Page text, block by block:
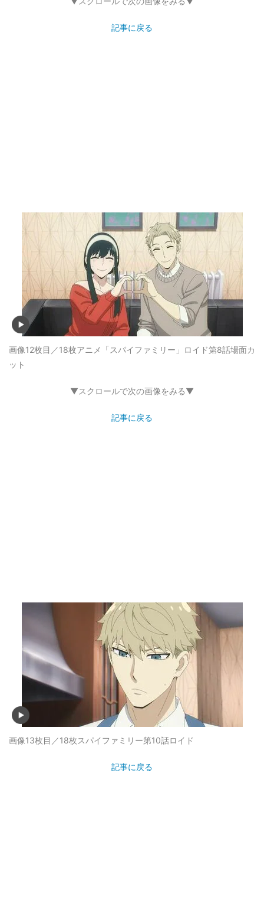
記事に戻る
画像12枚目／18枚アニメ「スパイファミリー」ロイド第8話場面カ
ット
▼スクロールで次の画像をみる▼
記事に戻る
画像13枚目／18枚スパイファミリー第10話ロイド
記事に戻る